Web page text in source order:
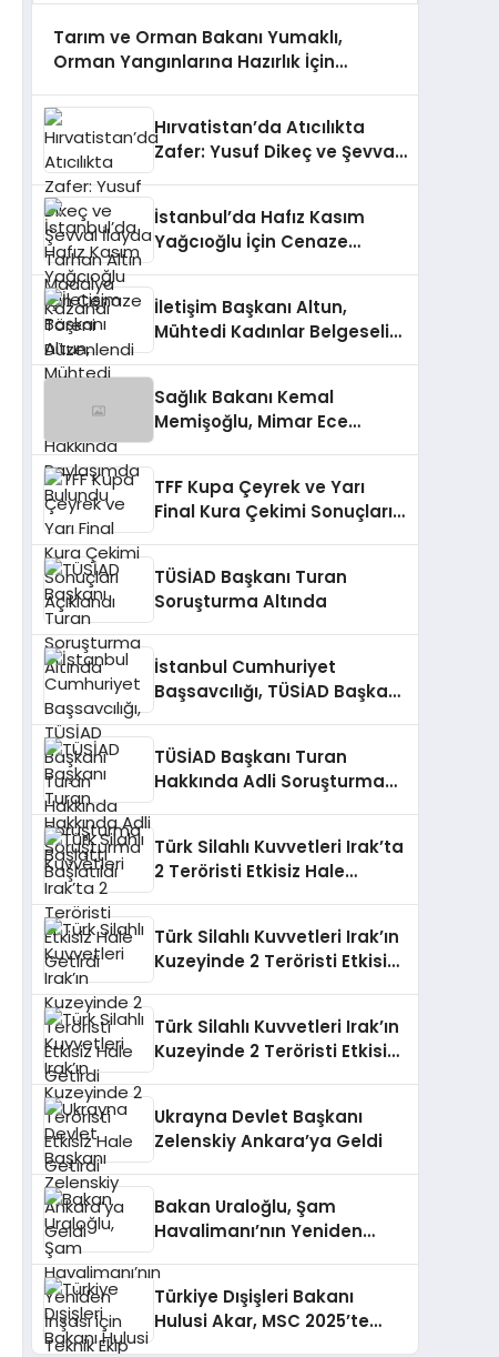
Tarım ve Orman Bakanı Yumaklı,
Orman Yangınlarına Hazırlık İçin
Hırvatistan’da Atıcılıkta
Zafer: Yusuf Dikeç ve Şevval
İstanbul’da Hafız Kasım
Yağcıoğlu İçin Cenaze
İletişim Başkanı Altun,
Mühtedi Kadınlar Belgeseli
Sağlık Bakanı Kemal
Memişoğlu, Mimar Ece
TFF Kupa Çeyrek ve Yarı
Final Kura Çekimi Sonuçları
TÜSİAD Başkanı Turan
Soruşturma Altında
İstanbul Cumhuriyet
Başsavcılığı, TÜSİAD Başkanı
TÜSİAD Başkanı Turan
Hakkında Adli Soruşturma
Türk Silahlı Kuvvetleri Irak’ta
2 Teröristi Etkisiz Hale
Türk Silahlı Kuvvetleri Irak’ın
Kuzeyinde 2 Teröristi Etkisiz
Türk Silahlı Kuvvetleri Irak’ın
Kuzeyinde 2 Teröristi Etkisiz
Ukrayna Devlet Başkanı
Zelenskiy Ankara’ya Geldi
Bakan Uraloğlu, Şam
Havalimanı’nın Yeniden
Türkiye Dışişleri Bakanı
Hulusi Akar, MSC 2025’te